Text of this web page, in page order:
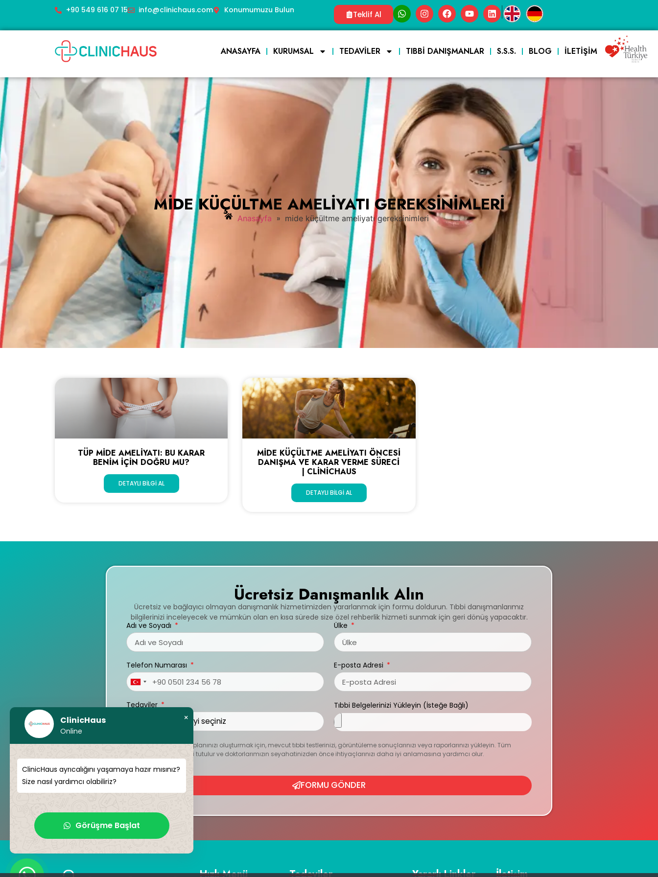
+90 549 616 07 15 info@clinichaus.com Konumumuzu Bulun Teklif Al |
ANASAYFA KURUMSAL TEDAVILER TIBBI DANIŞMANLAR S.S.S. BLOG İLETIŞIM
MIDE KÜÇÜLTME AMELIYATI GEREKSINIMLERI
Anasayfa » mide küçültme ameliyatı gereksinimleri
TÜP MIDE AMELIYATI: BU KARAR
BENIM İÇIN DOĞRU MU?
DETAYLI BILGI AL
MIDE KÜÇÜLTME AMELIYATI ÖNCESI
DANIŞMA VE KARAR VERME SÜRECI
| CLINICHAUS
DETAYLI BILGI AL
Ücretsiz Danışmanlık Alın
Ücretsiz ve bağlayıcı olmayan danışmanlık hizmetimizden yararlanmak için formu doldurun. Tıbbi danışmanlarımız
bilgilerinizi inceleyecek ve mümkün olan en kısa sürede size özel rehberlik hizmeti sunmak için geri dönüş yapacaktır.
Adı ve Soyadı
Ülke
Telefon Numarası
Turkey
E-posta Adresi
Tedaviler Tıbbi Belgelerinizi Yükleyin (İsteğe Bağlı)
Kişiselleştirilmiş tedavi planınızı oluşturmak için, mevcut tıbbi testlerinizi, görüntüleme sonuçlarınızı veya raporlarınızı yükleyin. Tüm
dosyalar kesinlikle gizli tutulur ve doktorlarımızın seyahatinizden önce ihtiyaçlarınızı daha iyi anlamasına yardımcı olur.
FORMU GÖNDER
Hızlı Menü Tedaviler Yararlı Linkler İletişim
ClinicHaus
Online
×
ClinicHaus ayrıcalığını yaşamaya hazır mısınız?
Size nasıl yardımcı olabiliriz?
Görüşme Başlat